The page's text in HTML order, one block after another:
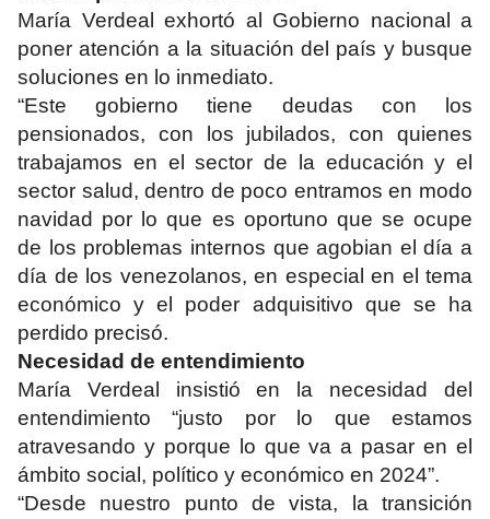
María Verdeal exhortó al Gobierno nacional a
poner atención a la situación del país y busque
soluciones en lo inmediato.
“Este gobierno tiene deudas con los
pensionados, con los jubilados, con quienes
trabajamos en el sector de la educación y el
sector salud, dentro de poco entramos en modo
navidad por lo que es oportuno que se ocupe
de los problemas internos que agobian el día a
día de los venezolanos, en especial en el tema
económico y el poder adquisitivo que se ha
perdido precisó.
Necesidad de entendimiento
María Verdeal insistió en la necesidad del
entendimiento “justo por lo que estamos
atravesando y porque lo que va a pasar en el
ámbito social, político y económico en 2024”.
“Desde nuestro punto de vista, la transición